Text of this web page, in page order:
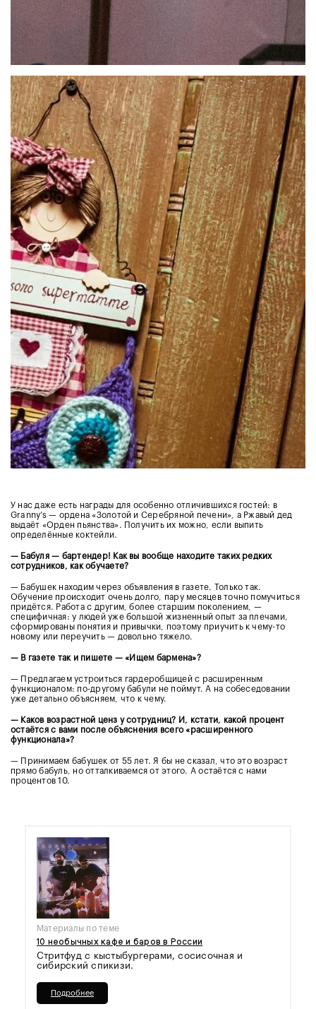
У нас даже есть награды для особенно отличившихся гостей: в
Granny’s — ордена «Золотой и Серебряной печени», а Ржавый дед
выдаёт «Орден пьянства». Получить их можно, если выпить
определённые коктейли.
— Бабуля — бартендер! Как вы вообще находите таких редких
сотрудников, как обучаете?
— Бабушек находим через объявления в газете. Только так.
Обучение происходит очень долго, пару месяцев точно помучиться
придётся. Работа с другим, более старшим поколением, —
специфичная: у людей уже большой жизненный опыт за плечами,
сформированы понятия и привычки, поэтому приучить к чему-то
новому или переучить — довольно тяжело.
— В газете так и пишете — «Ищем бармена»?
— Предлагаем устроиться гардеробщицей с расширенным
функционалом: по-другому бабули не поймут. А на собеседовании
уже детально объясняем, что к чему.
— Каков возрастной ценз у сотрудниц? И, кстати, какой процент
остаётся с вами после объяснения всего «расширенного
функционала»?
— Принимаем бабушек от 55 лет. Я бы не сказал, что это возраст
прямо бабуль, но отталкиваемся от этого. А остаётся с нами
процентов 10.
Материалы по теме
10 необычных кафе и баров в России
Стритфуд с кыстыбургерами, сосисочная и
сибирский спикизи.
Подробнее